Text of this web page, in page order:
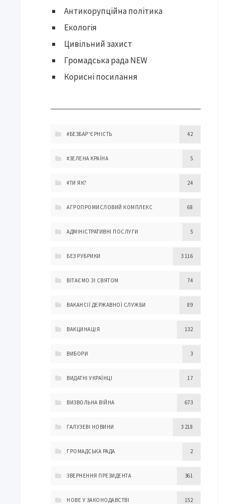
Антикорупційна політика
Екологія
Цивільний захист
Громадська рада NEW
Корисні посилання
#БЕЗБАР'ЄРНІСТЬ 42
#ЗЕЛЕНА КРАЇНА 5
#ТИ ЯК? 24
АГРОПРОМИСЛОВИЙ КОМПЛЕКС 68
АДМІНІСТРАТИВНІ ПОСЛУГИ 5
БЕЗ РУБРИКИ 3 116
ВІТАЄМО ЗІ СВЯТОМ 74
ВАКАНСІЇ ДЕРЖАВНОЇ СЛУЖБИ 89
ВАКЦИНАЦІЯ 132
ВИБОРИ 3
ВИДАТНІ УКРАЇНЦІ 17
ВИЗВОЛЬНА ВІЙНА 673
ГАЛУЗЕВІ НОВИНИ 3 218
ГРОМАДСЬКА РАДА 2
ЗВЕРНЕННЯ ПРЕЗИДЕНТА 361
НОВЕ У ЗАКОНОДАВСТВІ 152